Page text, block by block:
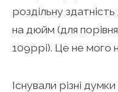
роздільну
на дюйм (для
109ppi). Це не мого
Існували різні